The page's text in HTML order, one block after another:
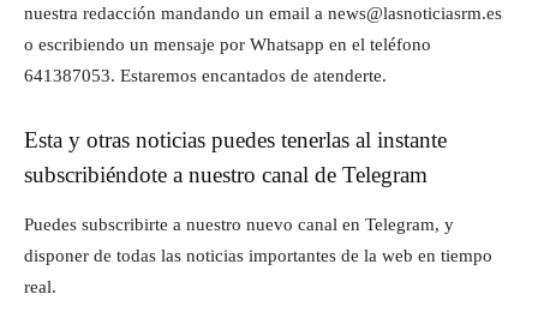
nuestra redacción mandando un email a news@lasnoticiasrm.es
o escribiendo un mensaje por Whatsapp en el teléfono
641387053. Estaremos encantados de atenderte.
Esta y otras noticias puedes tenerlas al instante
subscribiéndote a nuestro canal de Telegram
Puedes subscribirte a nuestro nuevo canal en Telegram, y
disponer de todas las noticias importantes de la web en tiempo
real.